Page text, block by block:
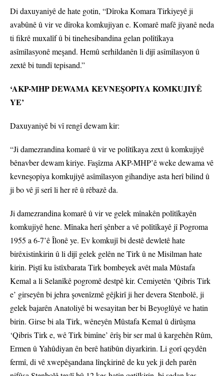
Di daxuyaniyê de hate gotin, “Dîroka Komara Tirkiyeyê ji
avabûnê û vir ve dîroka komkujiyan e. Komarê mafê jiyanê neda
ti fikrê muxalîf û bi tinehesibandina gelan polîtîkaya
asîmîlasyonê meşand. Hemû serhildanên li dijî asîmîlasyon û
zextê bi tundî tepisand.”
‘AKP-MHP DEWAMA KEVNEŞOPIYA KOMKUJIYÊ
YE’
Daxuyaniyê bi vî rengî dewam kir:
“Ji damezrandina komarê û vir ve polîtîkaya zext û komkujiyê
bênavber dewam kiriye. Faşîzma AKP-MHP’ê weke dewama vê
kevneşopiya komkujiyê asîmîlasyon gihandiye asta herî bilind û
ji bo vê jî serî li her rê û rêbazê da.
Ji damezrandina komarê û vir ve gelek mînakên polîtîkayên
komkujiyê hene. Mînaka herî şênber a vê polîtîkayê jî Pogroma
1955 a 6-7’ê Îlonê ye. Ev komkujî bi destê dewletê hate
birêxistinkirin û li dijî gelek gelên ne Tirk û ne Misilman hate
kirin. Piştî ku îstîxbarata Tirk bombeyek avêt mala Mûstafa
Kemal a li Selanîkê pogromê destpê kir. Cemiyetên ‘Qibris Tirk
e’ girseyên bi jehra şovenîzmê gêjkirî ji her devera Stenbolê, ji
gelek bajarên Anatoliyê bi wesayitan ber bi Beyoglûyê ve hatin
birin. Girse bi ala Tirk, wêneyên Mûstafa Kemal û dirûşma
‘Qibris Tirk e, wê Tirk bimîne’ êrîş bir ser mal û kargehên Rûm,
Ermen û Yahûdiyan ên berê hatibûn diyarkirin. Li gorî qeydên
fermî, di vê xwepêşandana lînçkirinê de ku yek ji deh parên